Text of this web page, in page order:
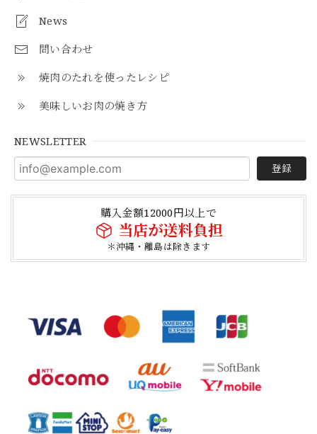
News
問い合わせ
焼肉のたれを使ったレシピ
美味しいお肉の焼き方
NEWSLETTER
登録
購入金額12000円以上で
当店が送料負担
＊沖縄・離島は除きます